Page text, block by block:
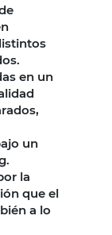
en un
un
la
que el
a lo